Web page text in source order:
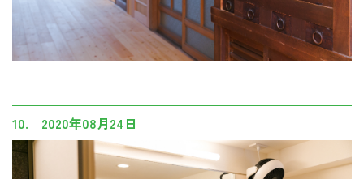
10. 2020年08月24日